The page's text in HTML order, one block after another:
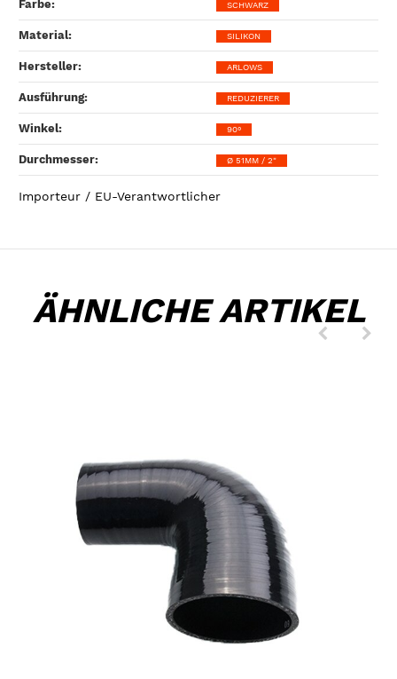
Farbe‍: SCHWARZ
Material‍: SILIKON
Hersteller‍: ARLOWS
Ausführung‍: REDUZIERER
Winkel‍: 90°
Durchmesser‍: Ø 51MM / 2"
Importeur / EU-Verantwortlicher
ÄHNLICHE ARTIKEL